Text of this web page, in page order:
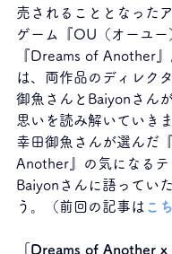
売されることとなった
ゲーム『OU（オーユー
『Dreams of Another
は、両作品のディレク
御魚さんとBaiyonさん
思いを読み解いていき
幸田御魚さんが選んだ
Another』の気になる
Baiyonさんに語ってい
う。（前回の記事は こ
「Dreams of Another